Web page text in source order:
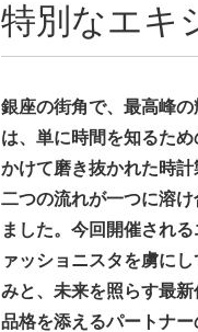
特別なエキ
銀座の街角で、最高峰
は、単に時間を知るた
かけて磨き抜かれた時
二つの流れが一つに溶
ました。今回開催され
ァッショニスタを虜に
みと、未来を照らす最
品格を添えるパートナー